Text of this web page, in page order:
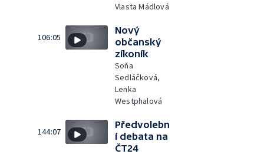
Vlasta Mádlová
106:05
Nový
občanský
zíkoník
Soňa
Sedláčková,
Lenka
Westphalová
144:07
Předvolebn
í debata na
ČT24